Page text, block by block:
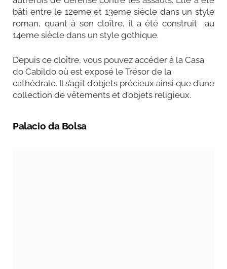
bâti entre le 12eme et 13eme siècle dans un style
roman, quant à son cloître, il a été construit au
14eme siècle dans un style gothique.
Depuis ce cloître, vous pouvez accéder à la Casa
do Cabildo où est exposé le Trésor de la
cathédrale. Il s’agit d’objets précieux ainsi que d’une
collection de vêtements et d’objets religieux.
Palacio da Bolsa